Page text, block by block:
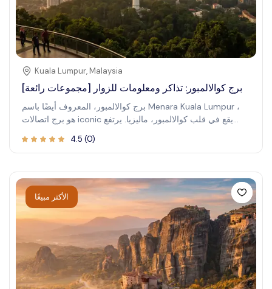
Kuala Lumpur, Malaysia
برج كوالالمبور: تذاكر ومعلومات للزوار [مجموعات رائعة]
برج كوالالمبور، المعروف أيضًا باسم Menara Kuala Lumpur ،
هو برج اتصالات iconic يقع في قلب كوالالمبور، ماليزيا. يرتفع
مناظر من المناطق المحيطة متروبوليس . يتميز البرج عدة
السفينة ، وتوفير مذهلة مناظر من كوالا علامات كوالالمبور ، مثل
أبراج بتروناس التوأم. يتدفق الزوار إلى برج كوالالمبور ل مذهلة
وجهات النظر وفرصة لالتقاط صور لا تنسى من الأفق المثير
للإعجاب للمدينة. موقعه المركزي يجعله يمكن الوصول إليه
بسهولة و يجب أن نرى جذب السياح .
4.5 (0)
الأكثر مبيعًا